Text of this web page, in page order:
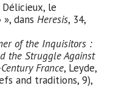
le
dans Heresis, 34,
of the Inquisitors :
the Struggle Against
France, Leyde,
and traditions, 9),